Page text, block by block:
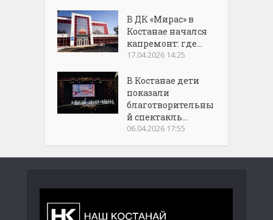
В ДК «Мирас» в
Костанае начался
капремонт: где...
17.04.2026 14:25
В Костанае дети
показали
благотворительны
й спектакль...
06.04.2026 17:55